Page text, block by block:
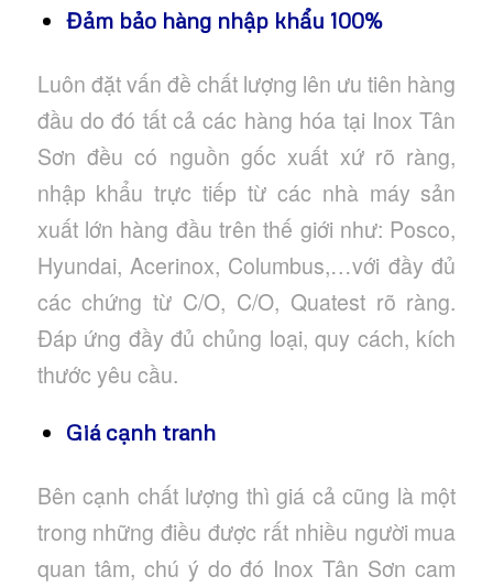
Đảm bảo hàng nhập khẩu 100%
Luôn đặt vấn đề chất lượng lên ưu tiên hàng
đầu do đó tất cả các hàng hóa tại Inox Tân
Sơn đều có nguồn gốc xuất xứ rõ ràng,
nhập khẩu trực tiếp từ các nhà máy sản
xuất lớn hàng đầu trên thế giới như: Posco,
Hyundai, Acerinox, Columbus,…với đầy đủ
các chứng từ C/O, C/O, Quatest rõ ràng.
Đáp ứng đầy đủ chủng loại, quy cách, kích
thước yêu cầu.
Giá cạnh tranh
Bên cạnh chất lượng thì giá cả cũng là một
trong những điều được rất nhiều người mua
quan tâm, chú ý do đó Inox Tân Sơn cam